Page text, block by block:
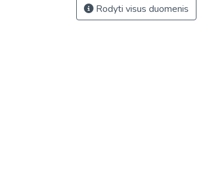
Rodyti visus duomenis